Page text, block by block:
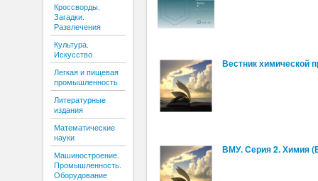
Кроссворды.
Загадки.
Развлечения
Культура.
Искусство
Легкая и пищевая
промышленность
Литературные
издания
Математические
науки
Машиностроение.
Промышленность.
Оборудование
Вестник химической
ВМУ. Серия 2. Химия